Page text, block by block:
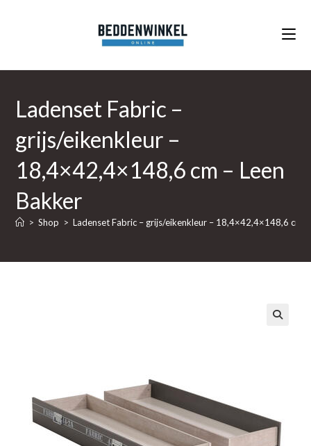
Ladenset Fabric –
grijs/eikenkleur –
18,4×42,4×148,6 cm – Leen
Bakker
> Shop > Ladenset Fabric – grijs/eikenkleur – 18,4×42,4×148,6 cm –